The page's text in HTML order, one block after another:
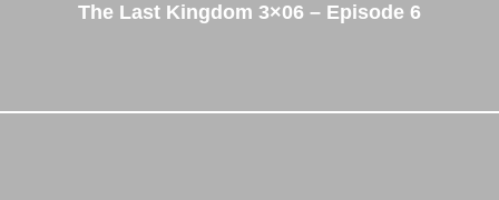
The Last Kingdom 3×06 – Episode 6